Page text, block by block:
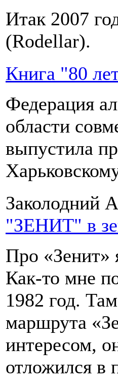
Итак 2007
(Rodellar).
Книга "80
Федерация
области
выпустила
Заколодний
"ЗЕНИТ" в
Про «Зенит»
Как-то мне
1982 год.
маршрута
интересом,
отложился в